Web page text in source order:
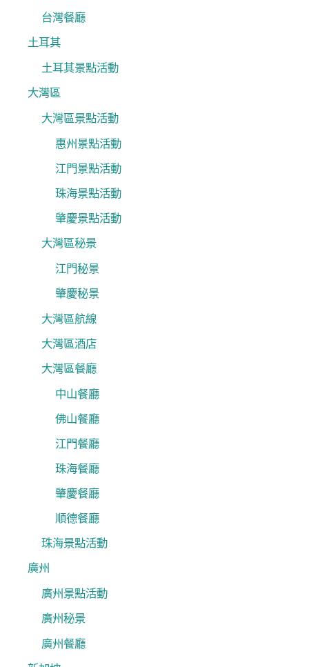
台灣餐廳
土耳其
土耳其景點活動
大灣區
大灣區景點活動
惠州景點活動
江門景點活動
珠海景點活動
肇慶景點活動
大灣區秘景
江門秘景
肇慶秘景
大灣區航線
大灣區酒店
大灣區餐廳
中山餐廳
佛山餐廳
江門餐廳
珠海餐廳
肇慶餐廳
順德餐廳
珠海景點活動
廣州
廣州景點活動
廣州秘景
廣州餐廳